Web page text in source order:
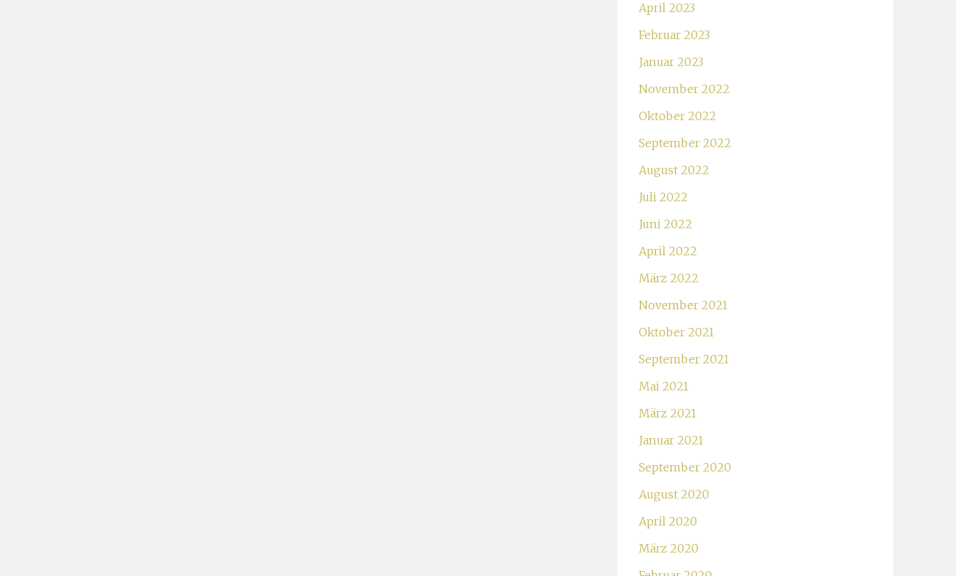
April 2023
Februar 2023
Januar 2023
November 2022
Oktober 2022
September 2022
August 2022
Juli 2022
Juni 2022
April 2022
März 2022
November 2021
Oktober 2021
September 2021
Mai 2021
März 2021
Januar 2021
September 2020
August 2020
April 2020
März 2020